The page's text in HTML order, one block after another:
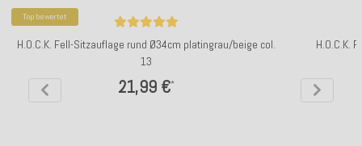
Top bewertet
H.O.C.K. Fell-Sitzauflage rund Ø34cm platingrau/beige col.
13
21,99 €*
H.O.C.K.